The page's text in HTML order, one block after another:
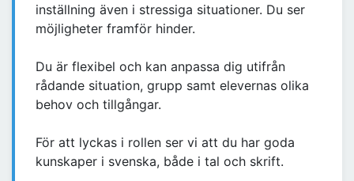
inställning även i stressiga situationer. Du ser
möjligheter framför hinder.
Du är flexibel och kan anpassa dig utifrån
rådande situation, grupp samt elevernas olika
behov och tillgångar.
För att lyckas i rollen ser vi att du har goda
kunskaper i svenska, både i tal och skrift.